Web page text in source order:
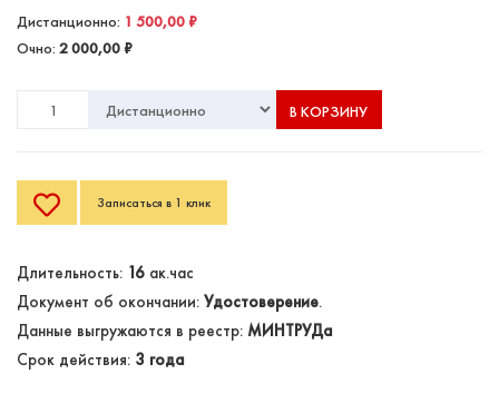
Дистанционно: 1 500,00 ₽
Очно: 2 000,00 ₽
В КОРЗИНУ
Записаться в 1 клик
Длительность: 16 ак.час
Документ об окончании: Удостоверение.
Данные выгружаются в реестр: МИНТРУДа
Срок действия: 3 года